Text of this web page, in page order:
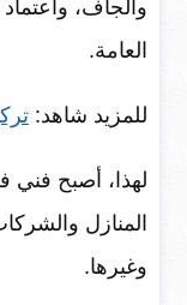
والجاف،
العامة.
للمزيد شاهد:
لهذا، أصبح فني
المنازل
وغيرها.